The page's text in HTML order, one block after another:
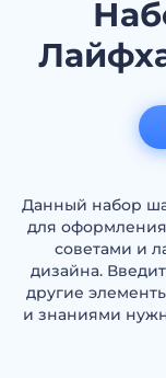
Данный набор
для оформления
советами и
дизайна.
другие
и знаниями